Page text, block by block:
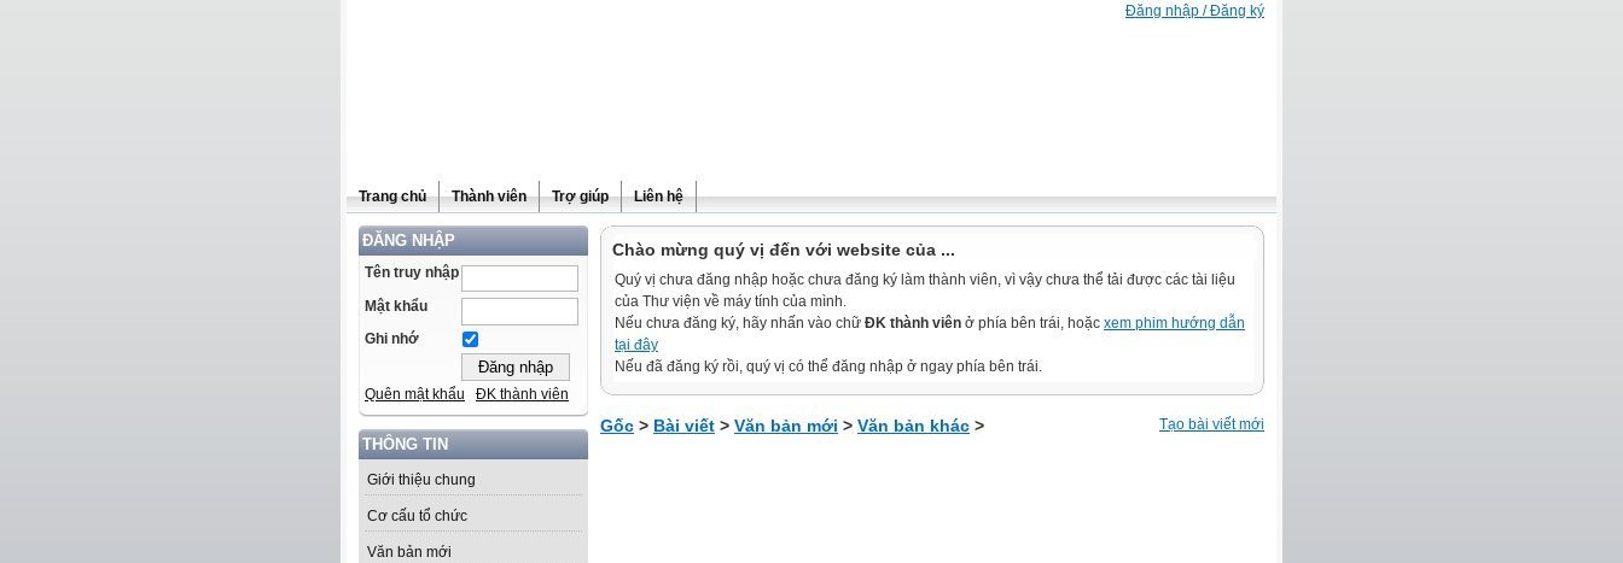
Đăng nhập / Đăng ký
Trang chủ Thành viên Trợ giúp Liên hệ
ĐĂNG NHẬP
Tên truy nhập
Mật khẩu
Ghi nhớ
Quên mật khẩu ĐK thành viên
THÔNG TIN
Giới thiệu chung
Cơ cấu tổ chức
Văn bản mới
Chào mừng quý vị đến với website của ...
Quý vị chưa đăng nhập hoặc chưa đăng ký làm thành viên, vì vậy chưa thể tải được các tài liệu
của Thư viện về máy tính của mình.
Nếu chưa đăng ký, hãy nhấn vào chữ ĐK thành viên ở phía bên trái, hoặc xem phim hướng dẫn
tại đây
Nếu đã đăng ký rồi, quý vị có thể đăng nhập ở ngay phía bên trái.
Gốc > Bài viết > Văn bản mới > Văn bản khác > Tạo bài viết mới